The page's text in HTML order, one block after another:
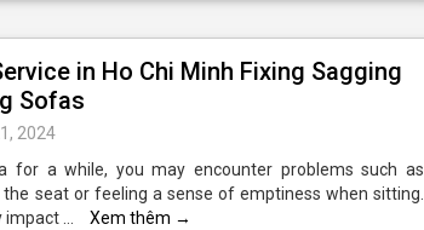
in Ho Chi Minh Fixing Sagging
Sofas
2024
for a while, you may encounter problems such as
the seat or feeling a sense of emptiness when sitting.
impact …
Xem thêm →